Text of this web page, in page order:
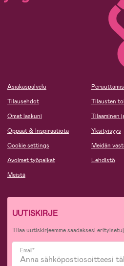
Asiakaspalvelu
Tilausehdot
Omat laskuni
Oppaat & Inspiraatiota
Cookie settings
Avoimet työpaikat
Meistä
Tilausten
Tilaaminen
Yksityisyys
Meidän
Lehdistö
UUTISKIRJE
Tilaa uutiskirjeemme saadaksesi
Email*